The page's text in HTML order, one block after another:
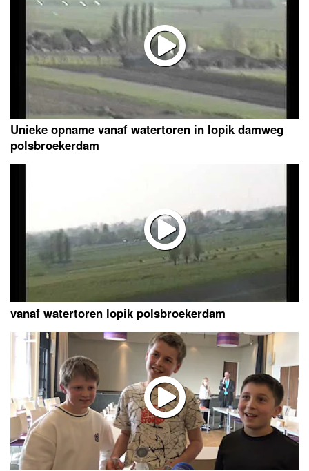
Unieke opname vanaf watertoren in lopik damweg
polsbroekerdam
vanaf watertoren lopik polsbroekerdam